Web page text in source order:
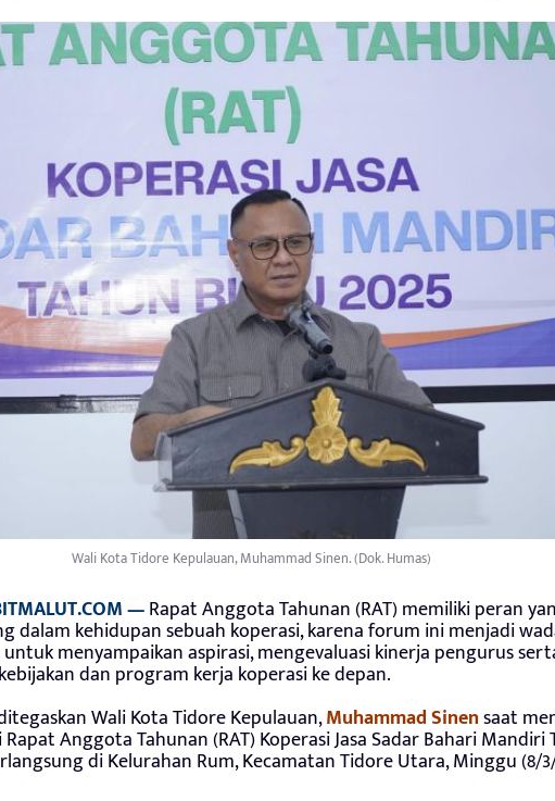
Wali Kota Tidore Kepulauan, Muhammad Sinen. (Dok. Humas)
—Rapat Anggota Tahunan (RAT) memiliki peran
dalam kehidupan sebuah koperasi, karena forum ini menjadi
menyampaikan aspirasi, mengevaluasi kinerja pengurus
dan program kerja koperasi ke depan.
Wali Kota Tidore Kepulauan,Muhammad Sinensaat
Anggota Tahunan (RAT) Koperasi Jasa Sadar Bahari Mandiri
di Kelurahan Rum, Kecamatan Tidore Utara, Minggu (8/